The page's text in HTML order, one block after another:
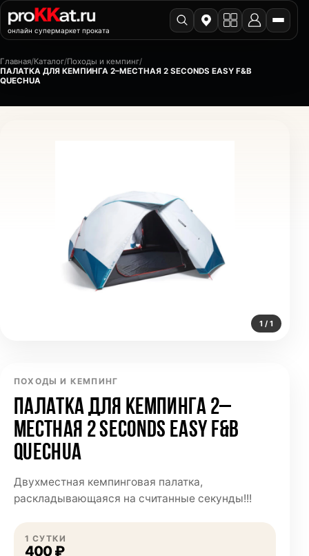
онлайн супермаркет проката
Главная/Каталог/Походы и кемпинг/
ПАЛАТКА ДЛЯ КЕМПИНГА 2–МЕСТНАЯ 2 SECONDS EASY F&B
QUECHUA
1 / 1
ПОХОДЫ И КЕМПИНГ
ПАЛАТКА ДЛЯ КЕМПИНГА 2–
МЕСТНАЯ 2 SECONDS EASY F&B
QUECHUA
Двухместная кемпинговая палатка,
раскладывающаяся на считанные секунды!!!
1 СУТКИ
400 ₽